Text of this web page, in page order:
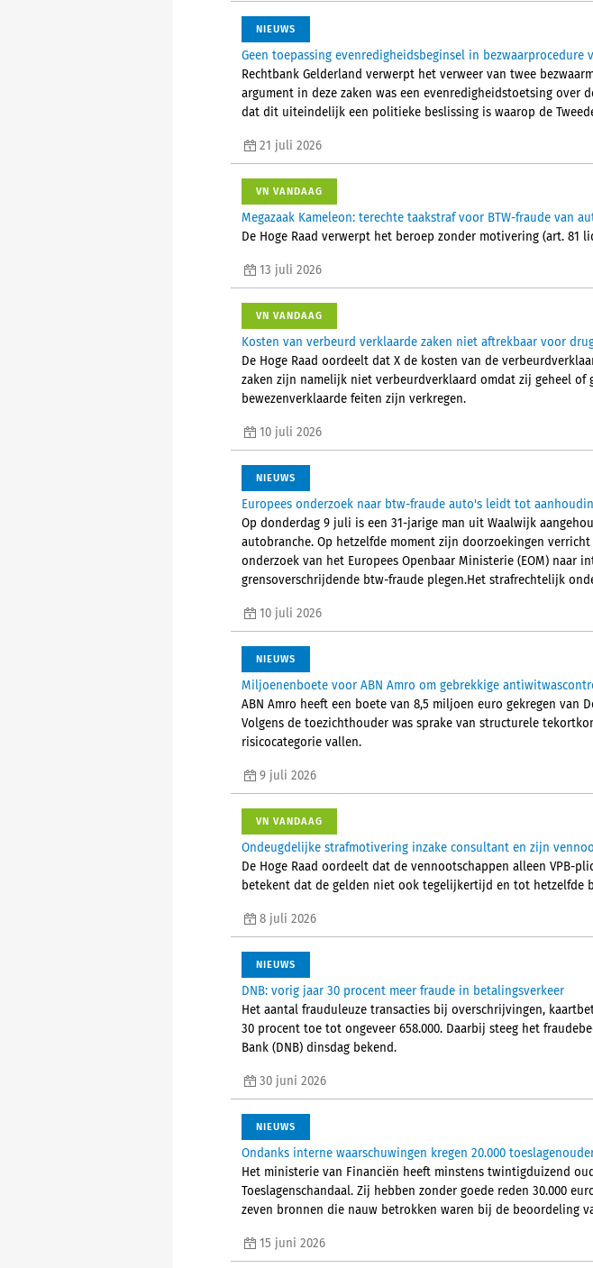
NIEUWS
Geen toepassing evenredigheidsbeginsel in bezwaarprocedure
Rechtbank Gelderland verwerpt het verweer van twee
argument in deze zaken was een evenredigheidstoetsing over
dat dit uiteindelijk een politieke beslissing is waarop de
21 juli 2026
VN VANDAAG
Megazaak Kameleon: terechte taakstraf voor BTW-fraude van
De Hoge Raad verwerpt het beroep zonder motivering (art. 81
13 juli 2026
VN VANDAAG
Kosten van verbeurd verklaarde zaken niet aftrekbaar voor
De Hoge Raad oordeelt dat X de kosten van de
zaken zijn namelijk niet verbeurdverklaard omdat zij geheel
bewezenverklaarde feiten zijn verkregen.
10 juli 2026
NIEUWS
Europees onderzoek naar btw-fraude auto's leidt tot
Op donderdag 9 juli is een 31-jarige man uit Waalwijk
autobranche. Op hetzelfde moment zijn doorzoekingen
onderzoek van het Europees Openbaar Ministerie (EOM)
grensoverschrijdende btw-fraude plegen.Het strafrechtelijk
10 juli 2026
NIEUWS
Miljoenenboete voor ABN Amro om gebrekkige
ABN Amro heeft een boete van 8,5 miljoen euro gekregen van
Volgens de toezichthouder was sprake van structurele
risicocategorie vallen.
9 juli 2026
VN VANDAAG
Ondeugdelijke strafmotivering inzake consultant en zijn
De Hoge Raad oordeelt dat de vennootschappen alleen VPB-
betekent dat de gelden niet ook tegelijkertijd en tot hetzelfde
8 juli 2026
NIEUWS
DNB: vorig jaar 30 procent meer fraude in betalingsverkeer
Het aantal frauduleuze transacties bij overschrijvingen,
30 procent toe tot ongeveer 658.000. Daarbij steeg het
Bank (DNB) dinsdag bekend.
30 juni 2026
NIEUWS
Ondanks interne waarschuwingen kregen 20.000
Het ministerie van Financiën heeft minstens twintigduizend
Toeslagenschandaal. Zij hebben zonder goede reden 30.000
zeven bronnen die nauw betrokken waren bij de beoordeling
15 juni 2026